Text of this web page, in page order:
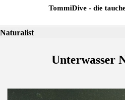
Direkt zum SeiteninhaltTommiDive - die
Naturalist
Unterwasser